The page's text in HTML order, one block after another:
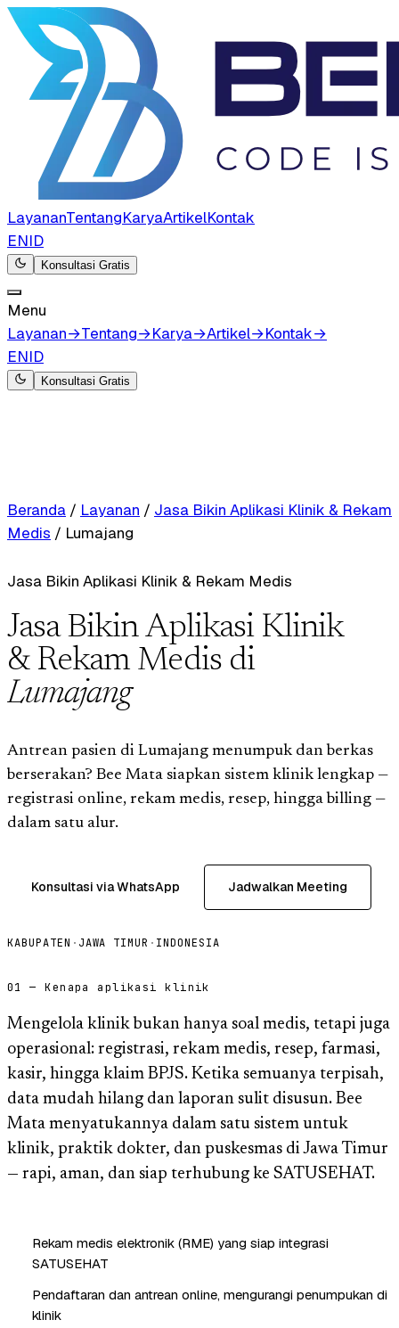
LayananTentangKaryaArtikelKontak
ENID
Konsultasi Gratis
Menu
Layanan→Tentang→Karya→Artikel→Kontak→
ENID
Konsultasi Gratis
Beranda / Layanan / Jasa Bikin Aplikasi Klinik & Rekam
Medis / Lumajang
Jasa Bikin Aplikasi Klinik & Rekam Medis
Jasa Bikin Aplikasi Klinik
& Rekam Medis di
Lumajang
Antrean pasien di Lumajang menumpuk dan berkas
berserakan? Bee Mata siapkan sistem klinik lengkap —
registrasi online, rekam medis, resep, hingga billing —
dalam satu alur.
Konsultasi via WhatsApp Jadwalkan Meeting
KABUPATEN · JAWA TIMUR · INDONESIA
01 — Kenapa aplikasi klinik
Mengelola klinik bukan hanya soal medis, tetapi juga
operasional: registrasi, rekam medis, resep, farmasi,
kasir, hingga klaim BPJS. Ketika semuanya terpisah,
data mudah hilang dan laporan sulit disusun. Bee
Mata menyatukannya dalam satu sistem untuk
klinik, praktik dokter, dan puskesmas di Jawa Timur
— rapi, aman, dan siap terhubung ke SATUSEHAT.
Rekam medis elektronik (RME) yang siap integrasi
SATUSEHAT
Pendaftaran dan antrean online, mengurangi penumpukan di
klinik